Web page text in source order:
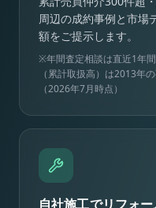
周辺の成約事例と市場
額をご提示します。
※年間査定相談は直近1年
（累計取扱高）は2013年
（2026年7月時点）
自社施工でリフォ